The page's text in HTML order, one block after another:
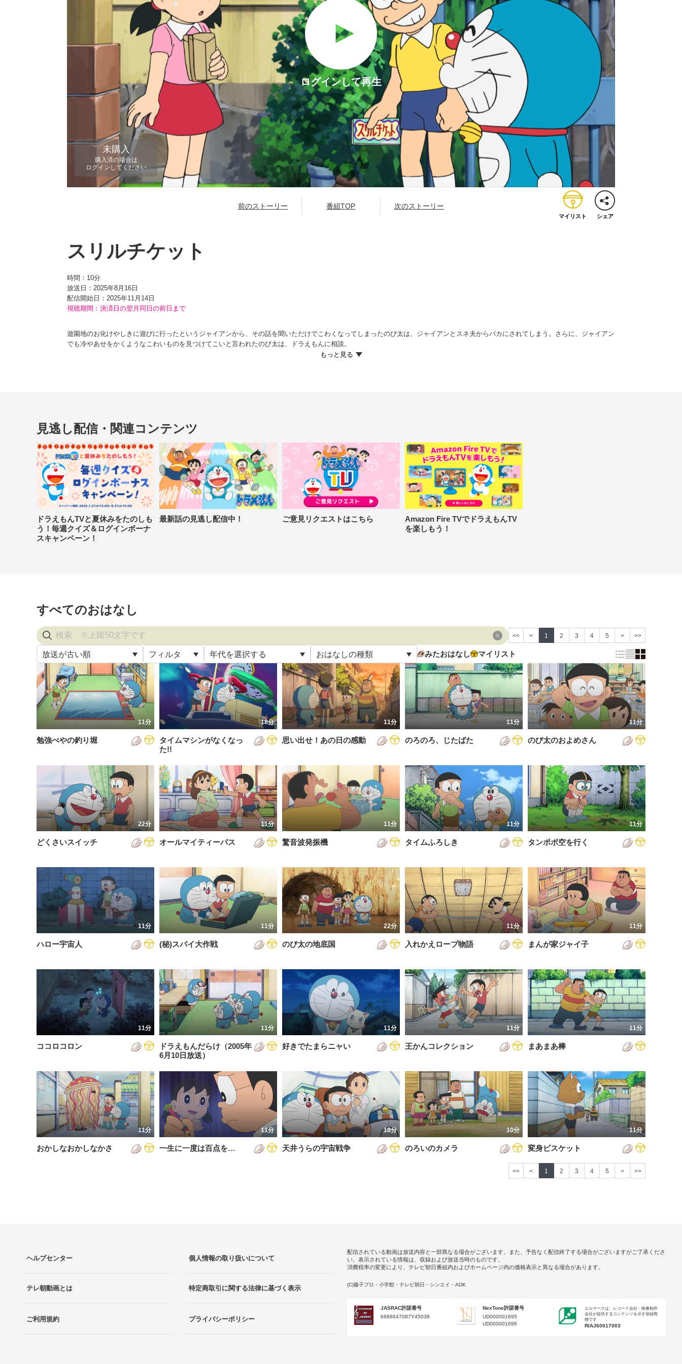
未購入
購入済の場合は
ログインしてください
ログインして再生
前のストーリー 番組TOP 次のストーリー
マイリスト シェア
スリルチケット
時間： 10分
放送日：2025年8月16日
配信開始日： 2025年11月14日
視聴期間：決済日の翌月同日の前日まで
遊園地のお化けやしきに遊びに行ったというジャイアンから、その話を聞いただけでこわくなってしまったのび太は、ジャイアンとスネ夫からバカにされてしまう。さらに、ジャイアン
でも冷やあせをかくようなこわいものを見つけてこいと言われたのび太は、ドラえもんに相談。
ドラえもんは『お化けツヅラ』と『お化けタイマー』、『ひものゆうれい』を取り出すが、こわがりののび太はおばけが出るもの以外にしてほしいという。そこでドラえもんが取り出し
見逃し配信・関連コンテンツ
ドラえもんTVと夏休みをたのしも
う！毎週クイズ＆ログインボーナ
スキャンペーン！
最新話の見逃し配信中！ ご意見リクエストはこちら
Amazon Fire TVでドラえもんTV
を楽しもう！
すべてのおはなし
<< < 1 2 3 4 5 > >>
放送が古い順
放送が古い順
放送が新しい順
配信が古い順
配信が新しい順
あいうえお順(降順)
動画が長い順
動画が短い順
フィルタ
すべて
視聴済み
年代を選択する
すべて
2005年
2006年
2007年
2009年
2010年
2011年
2012年
2013年
2015年
2016年
2017年
2018年
2020年
2021年
2022年
2023年
2024年
2026年
おはなしの種類
すべて
通常回
誕生日スペシャル
みたおはなし マイリスト
11分
勉強べやの釣り堀
18分
タイムマシンがなくなっ
た!!
11分
思い出せ！あの日の感動
11分
のろのろ、じたばた
11分
のび太のおよめさん
22分
どくさいスイッチ
11分
オールマイティーパス
11分
驚音波発振機
11分
タイムふろしき
11分
タンポポ空を行く
11分
ハロー宇宙人
11分
(秘)スパイ大作戦
22分
のび太の地底国
11分
入れかえロープ物語
11分
まんが家ジャイ子
11分
ココロコロン
11分
ドラえもんだらけ（2005年
6月10日放送）
11分
好きでたまらニャい
11分
王かんコレクション
11分
まあまあ棒
11分
おかしなおかしなかさ
11分
一生に一度は百点を…
18分
天井うらの宇宙戦争
10分
のろいのカメラ
11分
変身ビスケット
<< < 1 2 3 4 5 > >>
ヘルプセンター
テレ朝動画とは
ご利用規約
個人情報の取り扱いについて
特定商取引に関する法律に基づく表示
プライバシーポリシー
配信されている動画は放送内容と一部異なる場合がございます。また、予告なく配信終了する場合がございますがご了承くださ
い。表示されている情報は、収録および放送当時のものです。
消費税率の変更により、テレビ朝日番組内およびホームページ内の価格表示と異なる場合があります。
(C)藤子プロ・小学館・テレビ朝日・シンエイ・ADK
JASRAC許諾番号
6688647087Y45038
NexTone許諾番号
UD000001695
UD000001696
エルマークは、レコード会社・映像制作
会社が提供するコンテンツを示す登録商
標です
RIAJ60017003